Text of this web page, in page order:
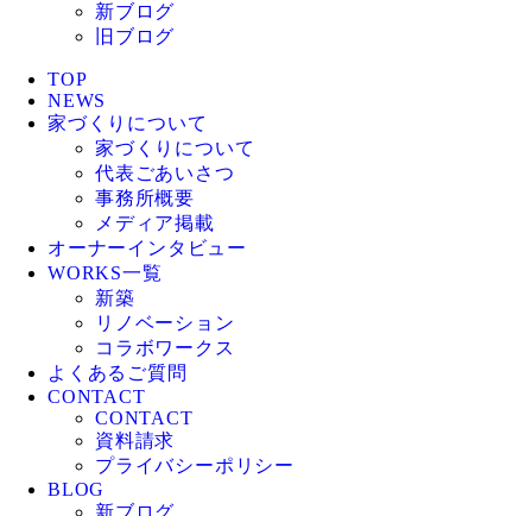
新ブログ
旧ブログ
TOP
NEWS
家づくりについて
家づくりについて
代表ごあいさつ
事務所概要
メディア掲載
オーナーインタビュー
WORKS一覧
新築
リノベーション
コラボワークス
よくあるご質問
CONTACT
CONTACT
資料請求
プライバシーポリシー
BLOG
新ブログ